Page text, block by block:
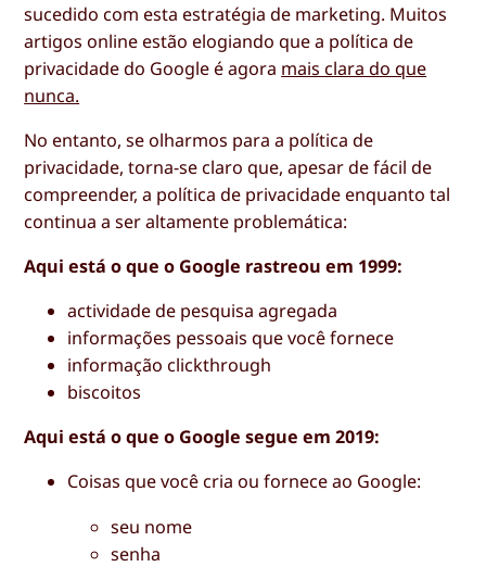
sucedido com esta estratégia de marketing. Muitos
artigos online estão elogiando que a política de
privacidade do Google é agora mais clara do que
nunca.
No entanto, se olharmos para a política de
privacidade, torna-se claro que, apesar de fácil de
compreender, a política de privacidade enquanto tal
continua a ser altamente problemática:
Aqui está o que o Google rastreou em 1999:
actividade de pesquisa agregada
informações pessoais que você fornece
informação clickthrough
biscoitos
Aqui está o que o Google segue em 2019:
Coisas que você cria ou fornece ao Google:
seu nome
senha